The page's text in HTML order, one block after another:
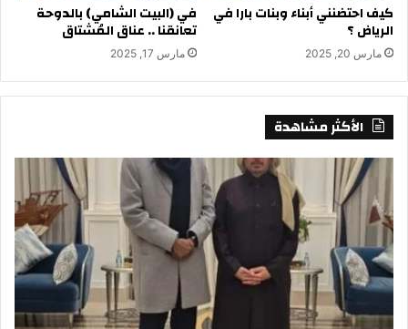
كيف احتضنني أبناء وبنات بارا في
الرياض ؟
مارس 20, 2025
في (البيت الشامي) بالدوحة
تعانقنا .. عناق المُشتاق
مارس 17, 2025
الأكثر مشاهدة